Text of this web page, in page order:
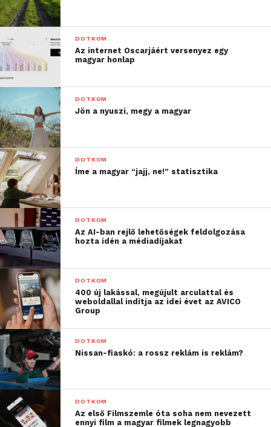
DOTKOM
Az internet Oscarjáért versenyez egy
magyar honlap
DOTKOM
Jön a nyuszi, megy a magyar
DOTKOM
Íme a magyar “jajj, ne!” statisztika
DOTKOM
Az AI-ban rejlő lehetőségek feldolgozása
hozta idén a médiadíjakat
DOTKOM
400 új lakással, megújult arculattal és
weboldallal indítja az idei évet az AVICO
Group
DOTKOM
Nissan-fiaskó: a rossz reklám is reklám?
DOTKOM
Az első Filmszemle óta soha nem nevezett
ennyi film a magyar filmek legnagyobb